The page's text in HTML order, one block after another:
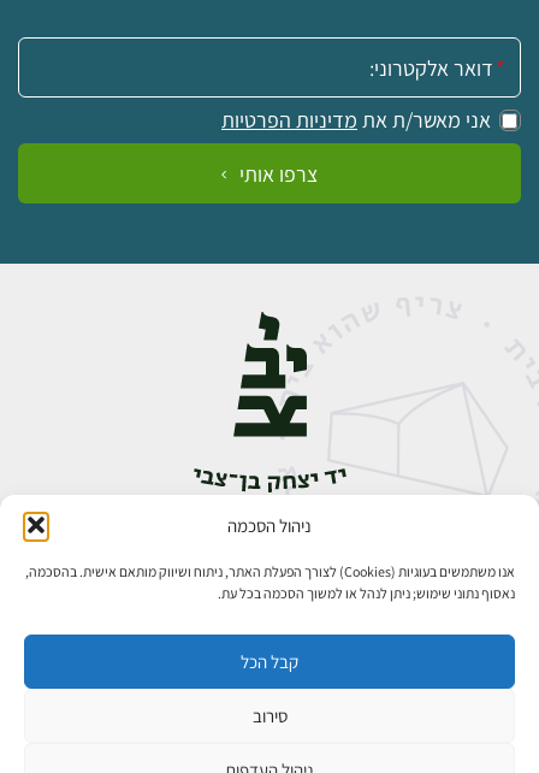
ניהול הסכמה
אנו משתמשים בעוגיות (Cookies) לצורך הפעלת האתר, ניתוח ושיווק מותאם אישית. בהסכמה,
נאסוף נתוני שימוש; ניתן לנהל או למשוך הסכמה בכל עת.
קבל הכל
סירוב
אימייל:
אני מאשר/ת את מדיניות הפרטיות
צרפו אותי
אבן גבירול 14, רחביה, ירושלים
פיתוח אתרים